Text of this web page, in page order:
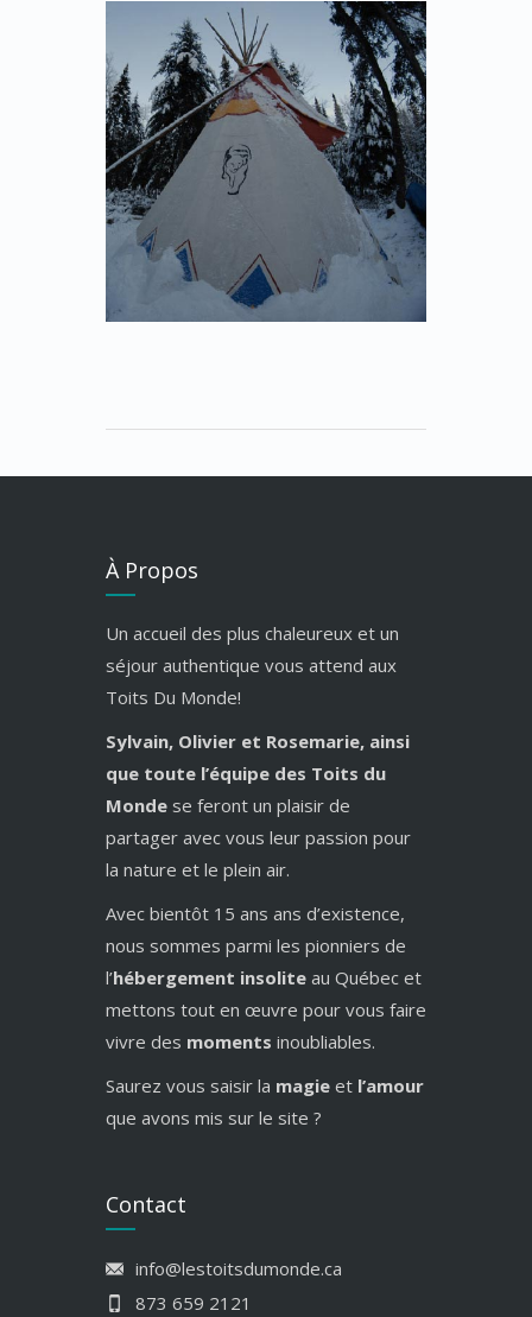
À Propos
Un accueil des plus chaleureux et un
séjour authentique vous attend aux
Toits Du Monde!
Sylvain, Olivier et Rosemarie, ainsi
que toute l’équipe des Toits du
Monde se feront un plaisir de
partager avec vous leur passion pour
la nature et le plein air.
Avec bientôt 15 ans ans d’existence,
nous sommes parmi les pionniers de
l’hébergement insolite au Québec et
mettons tout en œuvre pour vous faire
vivre des moments inoubliables.
Saurez vous saisir la magie et l’amour
que avons mis sur le site ?
Contact
info@lestoitsdumonde.ca
873 659 2121